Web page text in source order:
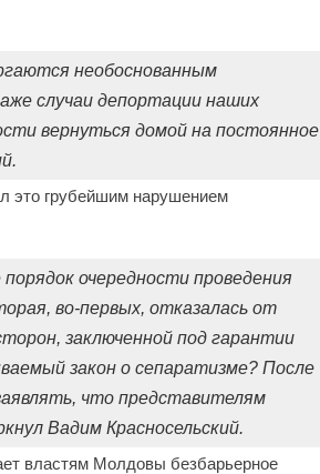
необоснованным
случаи депортации наших
вернуться домой на постоянное
это грубейшим нарушением
очередности проведения
во-первых, отказалась от
заключенной под гарантии
закон о сепаратизме? После
что представителям
Вадим Красносельский.
властям Молдовы безбарьерное